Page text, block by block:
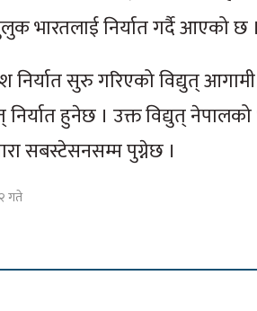
भारतलाई निर्यात गर्दै आएको छ ।
सुरु गरिएको विद्युत्
निर्यात हुनेछ । उक्त विद्युत्
सबस्टेसनसम्म पुग्नेछ ।
गते